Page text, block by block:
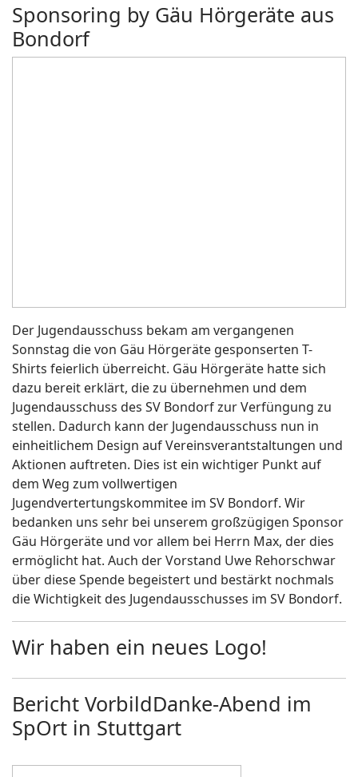
Sponsoring by Gäu Hörgeräte aus
Bondorf
Der Jugendausschuss bekam am vergangenen
Sonnstag die von Gäu Hörgeräte gesponserten T-
Shirts feierlich überreicht. Gäu Hörgeräte hatte sich
dazu bereit erklärt, die zu übernehmen und dem
Jugendausschuss des SV Bondorf zur Verfüngung zu
stellen. Dadurch kann der Jugendausschuss nun in
einheitlichem Design auf Vereinsverantstaltungen und
Aktionen auftreten. Dies ist ein wichtiger Punkt auf
dem Weg zum vollwertigen
Jugendvertertungskommitee im SV Bondorf. Wir
bedanken uns sehr bei unserem großzügigen Sponsor
Gäu Hörgeräte und vor allem bei Herrn Max, der dies
ermöglicht hat. Auch der Vorstand Uwe Rehorschwar
über diese Spende begeistert und bestärkt nochmals
die Wichtigkeit des Jugendausschusses im SV Bondorf.
Wir haben ein neues Logo!
Bericht VorbildDanke-Abend im
SpOrt in Stuttgart